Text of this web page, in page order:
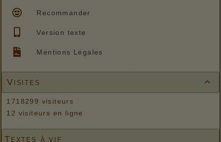
Recommander
Version texte
Mentions Légales

Visites
1718299 visiteurs
12 visiteurs en ligne
Textes à vif